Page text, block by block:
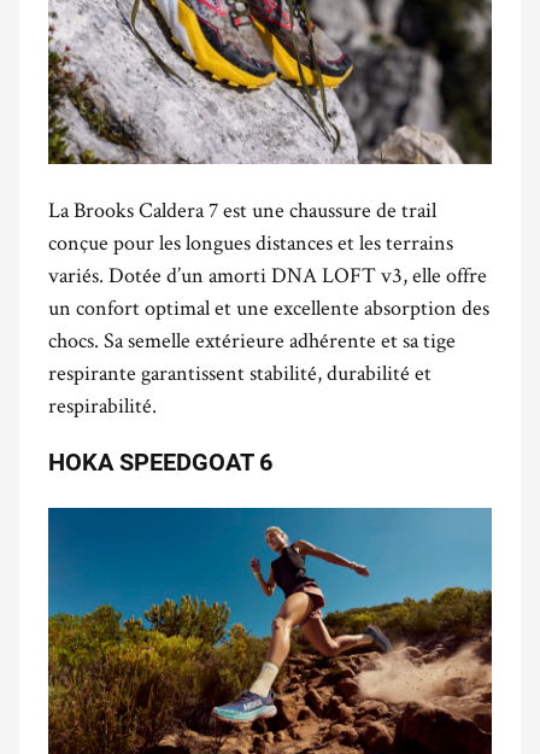
La Brooks Caldera 7 est une chaussure de trail
conçue pour les longues distances et les terrains
variés. Dotée d’un amorti DNA LOFT v3, elle offre
un confort optimal et une excellente absorption des
chocs. Sa semelle extérieure adhérente et sa tige
respirante garantissent stabilité, durabilité et
respirabilité.
HOKA SPEEDGOAT 6